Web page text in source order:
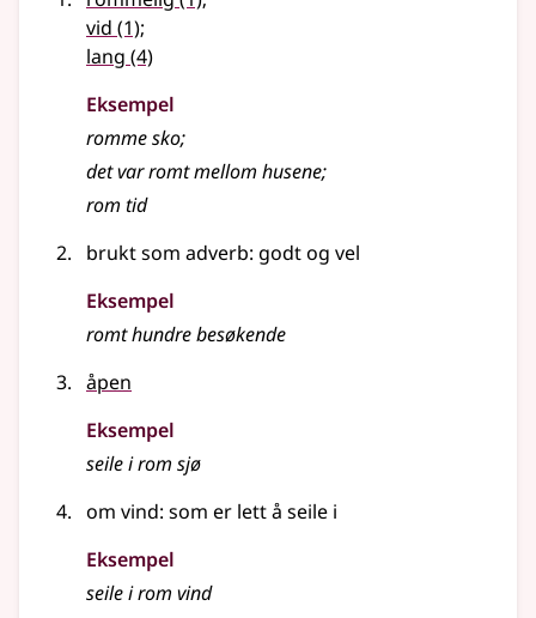
vid (1);
lang (4)
Eksempel
rommesko;
det varromtmellom husene;
rom tid
brukt som adverb: godt og vel
Eksempel
romt hundre besøkende
åpen
Eksempel
seile irom sjø
om vind: som er lett å seile i
Eksempel
seile i rom vind